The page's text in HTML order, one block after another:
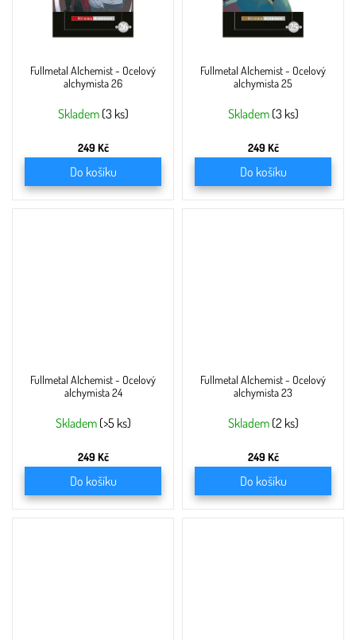
Fullmetal Alchemist - Ocelový
alchymista 26
Skladem (3 ks)
249 Kč
Do košíku
Fullmetal Alchemist - Ocelový
alchymista 25
Skladem (3 ks)
249 Kč
Do košíku
Fullmetal Alchemist - Ocelový
alchymista 24
Skladem (>5 ks)
249 Kč
Do košíku
Fullmetal Alchemist - Ocelový
alchymista 23
Skladem (2 ks)
249 Kč
Do košíku